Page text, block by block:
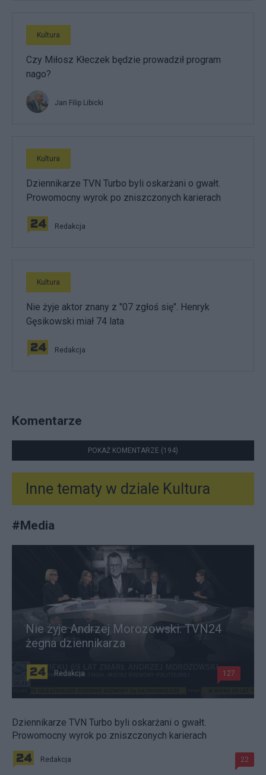
Kultura
Czy Miłosz Kłeczek będzie prowadził program
nago?
Jan Filip Libicki
Kultura
Dziennikarze TVN Turbo byli oskarżani o gwałt.
Prowomocny wyrok po zniszczonych karierach
Redakcja
Kultura
Nie żyje aktor znany z "07 zgłoś się". Henryk
Gęsikowski miał 74 lata
Redakcja
Komentarze
POKAŻ KOMENTARZE (194)
Inne tematy w dziale Kultura
#Media
Nie żyje Andrzej Morozowski. TVN24
żegna dziennikarza
Redakcja 127
Dziennikarze TVN Turbo byli oskarżani o gwałt.
Prowomocny wyrok po zniszczonych karierach
Redakcja 22